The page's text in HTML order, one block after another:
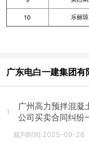
10 乐丽琼
广东电白一建集团
1
广州高力预拌混凝
公司买卖合同纠纷
裁判时间:2025-09-26